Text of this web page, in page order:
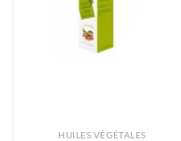
HUILES VÉGÉTALES